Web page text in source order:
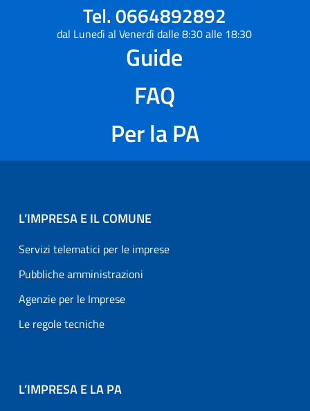
Tel. 0664892892
dal Lunedì al Venerdì dalle 8:30 alle 18:30
Guide
FAQ
Per la PA
L’IMPRESA E IL COMUNE
Servizi telematici per le imprese
Pubbliche amministrazioni
Agenzie per le Imprese
Le regole tecniche
L’IMPRESA E LA PA